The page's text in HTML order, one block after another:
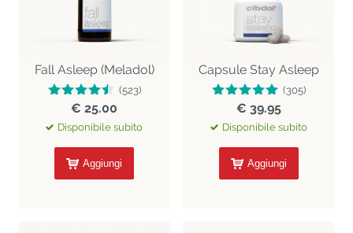
Fall Asleep (Meladol)
(523)
€ 25.00
Disponibile subito
Aggiungi
Capsule Stay Asleep
(305)
€ 39.95
Disponibile subito
Aggiungi